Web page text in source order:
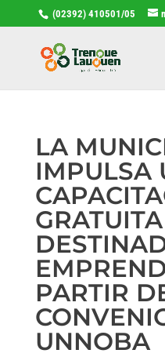
(02392) 410501/05
LA
IMPULSA
GRATUITA
PARTIR
UNNOBA